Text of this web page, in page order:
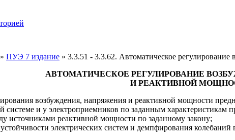
» ПУЭ 7 издание » 3.3.51 - 3.3.62. Автоматическое
АВТОМАТИЧЕСКОЕ РЕГУЛИРОВАНИЕ
И РЕАКТИВНОЙ
возбуждения, напряжения и реактивной мощности
системе и у электроприемников по заданным характеристикам
источниками реактивной мощности по заданному закону;
электрических систем и демпфирования